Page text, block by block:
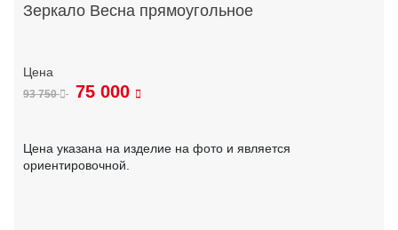
Зеркало Весна прямоугольное
93 750 75 000
Цена указана на изделие на фото и является
ориентировочной.